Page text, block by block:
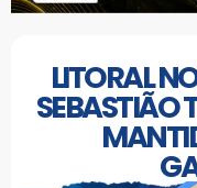
LITORAL
SEBASTIÃO